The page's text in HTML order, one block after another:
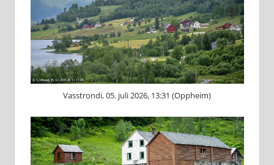
Vasstrondi, 05. juli 2026, 13:31 (Oppheim)